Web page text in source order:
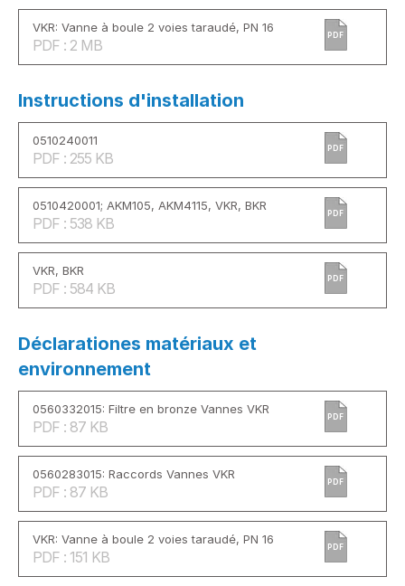
VKR: Vanne à boule 2 voies taraudé, PN 16
PDF : 2 MB
PDF
Instructions d'installation
0510240011
PDF : 255 KB
PDF
0510420001; AKM105, AKM4115, VKR, BKR
PDF : 538 KB
PDF
VKR, BKR
PDF : 584 KB
PDF
Déclarationes matériaux et
environnement
0560332015: Filtre en bronze Vannes VKR
PDF : 87 KB
PDF
0560283015: Raccords Vannes VKR
PDF : 87 KB
PDF
VKR: Vanne à boule 2 voies taraudé, PN 16
PDF : 151 KB
PDF